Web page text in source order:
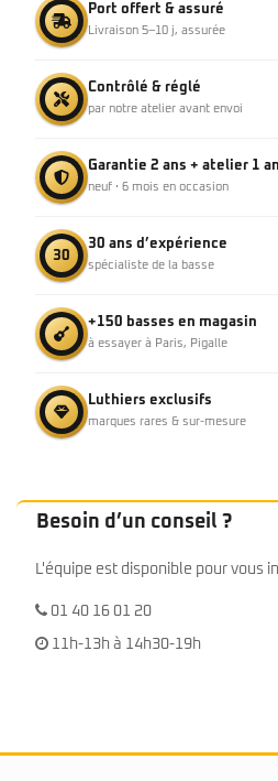
Port offert & assuré
Livraison 5–10 j, assurée
Contrôlé & réglé
par notre atelier avant envoi
Garantie 2 ans + atelier 1 an
neuf · 6 mois en occasion
30
30 ans d’expérience
spécialiste de la basse
+150 basses en magasin
à essayer à Paris, Pigalle
Luthiers exclusifs
marques rares & sur-mesure
Besoin d’un conseil ?
L'équipe est disponible pour vous
01 40 16 01 20
11h-13h à 14h30-19h